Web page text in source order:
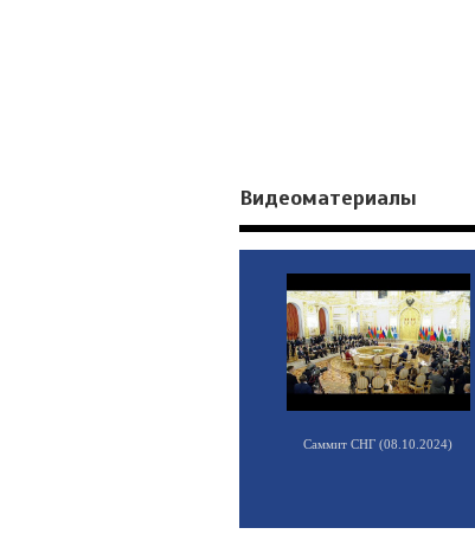
Видеоматериалы
Саммит СНГ (08.10.2024)